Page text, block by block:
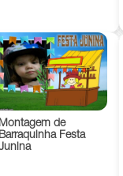
Montagem de
Barraquinha Festa